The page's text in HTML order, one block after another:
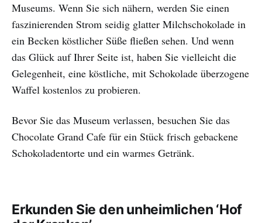
Museums. Wenn Sie sich nähern, werden Sie einen
faszinierenden Strom seidig glatter Milchschokolade in
ein Becken köstlicher Süße fließen sehen. Und wenn
das Glück auf Ihrer Seite ist, haben Sie vielleicht die
Gelegenheit, eine köstliche, mit Schokolade überzogene
Waffel kostenlos zu probieren.
Bevor Sie das Museum verlassen, besuchen Sie das
Chocolate Grand Cafe für ein Stück frisch gebackene
Schokoladentorte und ein warmes Getränk.
Erkunden Sie den unheimlichen ‘Hof